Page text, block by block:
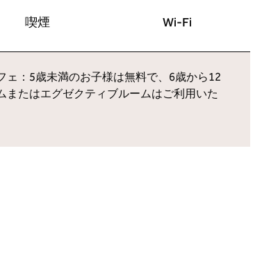
喫煙 Wi-Fi
：5歳未満のお子様は無料で、6歳から12
たはエグゼクティブルームはご利用いた